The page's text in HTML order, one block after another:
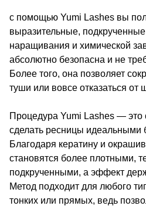
с помощью Yumi Lashes вы
выразительные,
наращивания и химической
абсолютно безопасна и не
Более того, она позволяет
туши или вовсе отказаться от
Процедура Yumi Lashes —
сделать ресницы идеальными
Благодаря кератину и
становятся более плотными,
подкрученными, а эффект
Метод подходит для любого
тонких или прямых, ведь